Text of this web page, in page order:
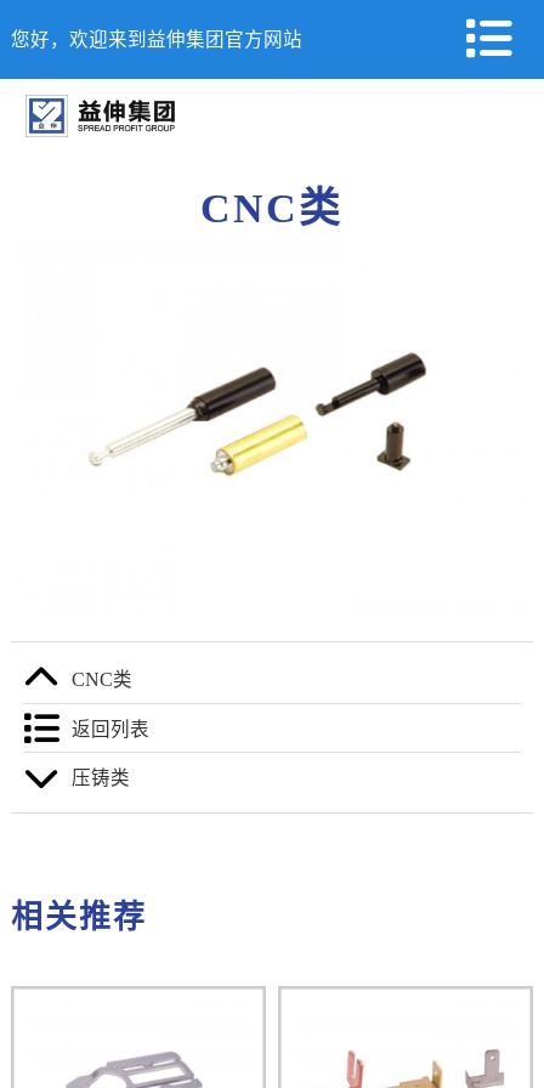
您好，欢迎来到益伸集团官方网站
CNC类
CNC类
返回列表
压铸类
相关推荐